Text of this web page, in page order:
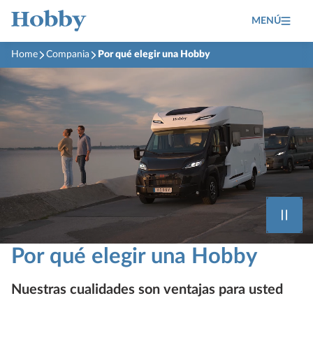
MENÚ
Home Compania Por qué elegir una Hobby
Por qué elegir una Hobby
Nuestras cualidades son ventajas para usted